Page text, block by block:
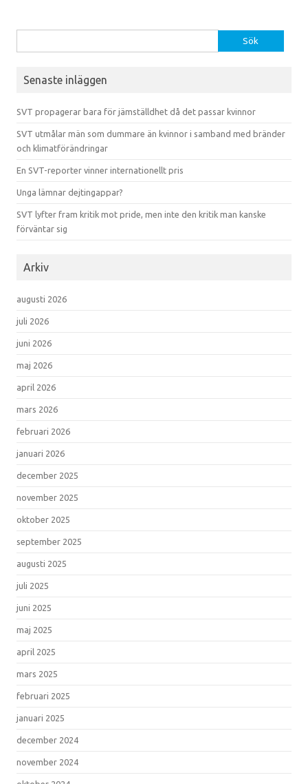
Senaste inläggen
SVT propagerar bara för jämställdhet då det passar kvinnor
SVT utmålar män som dummare än kvinnor i samband med bränder
och klimatförändringar
En SVT-reporter vinner internationellt pris
Unga lämnar dejtingappar?
SVT lyfter fram kritik mot pride, men inte den kritik man kanske
förväntar sig
Arkiv
augusti 2026
juli 2026
juni 2026
maj 2026
april 2026
mars 2026
februari 2026
januari 2026
december 2025
november 2025
oktober 2025
september 2025
augusti 2025
juli 2025
juni 2025
maj 2025
april 2025
mars 2025
februari 2025
januari 2025
december 2024
november 2024